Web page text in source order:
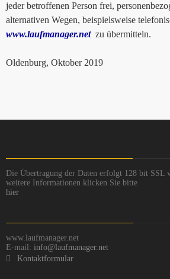
jeder betroffenen Person frei,
alternativen Wegen, beispielsweise
www.laufmanager.netzu übermitteln.
Oldenburg, Oktober 2019
Die Übertragung der Daten erfolgt 128 bit SSL
weitere Informationen klicken Sie bitte
hier
www.laufmanager.net
E-mail: info@laufmanager.net
Kontaktformular